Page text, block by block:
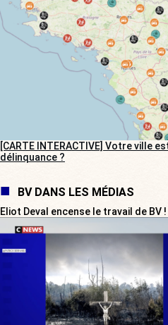
[CARTE INTERACTIVE] Votre ville
délinquance ?
BV DANS LES MÉDIAS
Eliot Deval encense le travail de BV !